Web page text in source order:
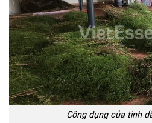
Công dụng của tinh